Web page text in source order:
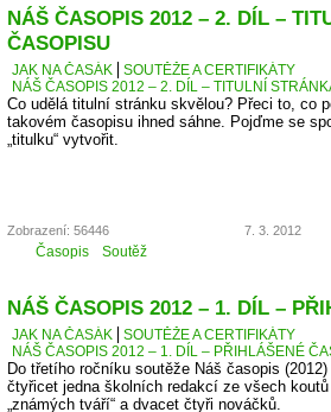
NÁŠ ČASOPIS 2012 – 2. DÍL –
ČASOPISU
JAK NA ČASÁK
SOUTĚŽE A CERTIFIKÁTY
NÁŠ ČASOPIS 2012 – 2. DÍL – TITULNÍ
Co udělá titulní stránku skvělou? Přeci to, co
takovém časopisu ihned sáhne. Pojďme se
„titulku“ vytvořit.
Zobrazení: 56446 7. 3. 2012
Časopis Soutěž
NÁŠ ČASOPIS 2012 – 1. DÍL –
JAK NA ČASÁK
SOUTĚŽE A CERTIFIKÁTY
NÁŠ ČASOPIS 2012 – 1. DÍL – PŘIHLÁŠENÉ
Do třetího ročníku soutěže Náš časopis
čtyřicet jedna školních redakcí ze všech
„známých tváří“ a dvacet čtyři nováčků.